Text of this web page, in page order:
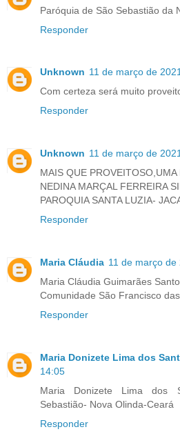
Paróquia de São Sebastião da
Responder
Unknown 11 de março de
Com certeza será muito
Responder
Unknown 11 de março de
MAIS QUE PROVEITOSO,UMA
NEDINA MARÇAL FERREIRA
PAROQUIA SANTA LUZIA-
Responder
Maria Cláudia 11 de março de
Maria Cláudia Guimarães
Comunidade São Francisco
Responder
Maria Donizete Lima dos
14:05
Maria Donizete Lima dos
Sebastião- Nova Olinda-Ceará
Responder